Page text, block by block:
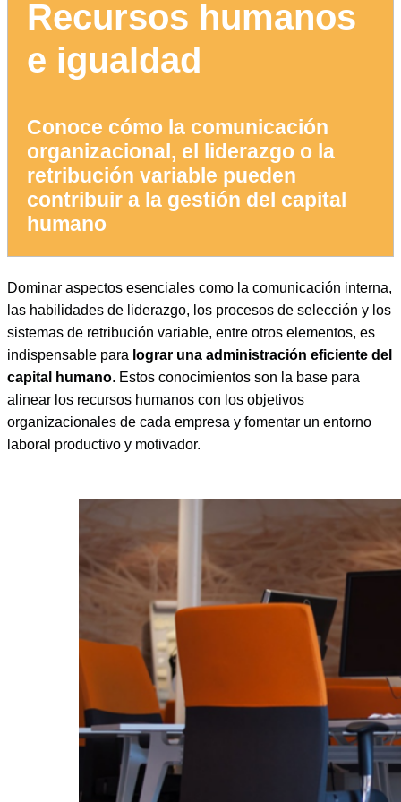
Recursos humanos
e igualdad
Conoce cómo la comunicación
organizacional, el liderazgo o la
retribución variable pueden
contribuir a la gestión del capital
humano
Dominar aspectos esenciales como la comunicación interna,
las habilidades de liderazgo, los procesos de selección y los
sistemas de retribución variable, entre otros elementos, es
indispensable para lograr una administración eficiente del
capital humano. Estos conocimientos son la base para
alinear los recursos humanos con los objetivos
organizacionales de cada empresa y fomentar un entorno
laboral productivo y motivador.